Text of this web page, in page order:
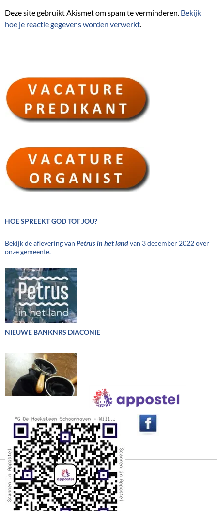
Deze site gebruikt Akismet om spam te verminderen. Bekijk
hoe je reactie gegevens worden verwerkt
HOE SPREEKT GOD TOT JOU?
Bekijk de aflevering van Petrus in het landvan 3 december 2022 over
onze gemeente.
NIEUWE BANKNRS DIACONIE